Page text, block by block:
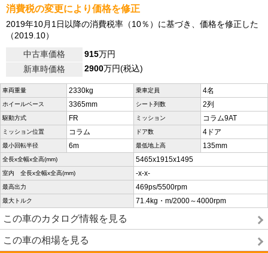
消費税の変更により価格を修正
2019年10月1日以降の消費税率（10％）に基づき、価格を修正した
（2019.10）
中古車価格
915万円
新車時価格
2900万円(税込)
車両重量 2330kg 乗車定員 4名
ホイールベース 3365mm シート列数 2列
駆動方式 FR ミッション コラム9AT
ミッション位置 コラム ドア数 4ドア
最小回転半径 6m 最低地上高 135mm
全長x全幅x全高(mm) 5465x1915x1495
室内 全長x全幅x全高(mm) -x-x-
最高出力 469ps/5500rpm
最大トルク 71.4kg・m/2000～4000rpm
この車のカタログ情報を見る
この車の相場を見る